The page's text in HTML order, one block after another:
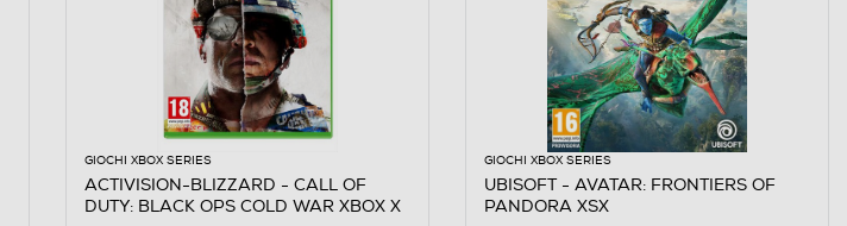
GIOCHI XBOX SERIES
ACTIVISION-BLIZZARD - CALL OF
DUTY: BLACK OPS COLD WAR XBOX X
GIOCHI XBOX SERIES
UBISOFT - AVATAR: FRONTIERS OF
PANDORA XSX